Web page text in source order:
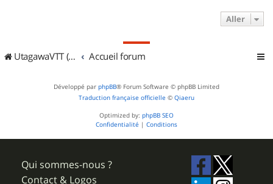
Aller
UtagawaVTT (Randos VTT et VTTAE avec traces GPS) Accueil forum
Développé par phpBB® Forum Software © phpBB Limited
Traduction française officielle © Qiaeru
Optimized by: phpBB SEO
Confidentialité | Conditions
Qui sommes-nous ?
Contact & Logos